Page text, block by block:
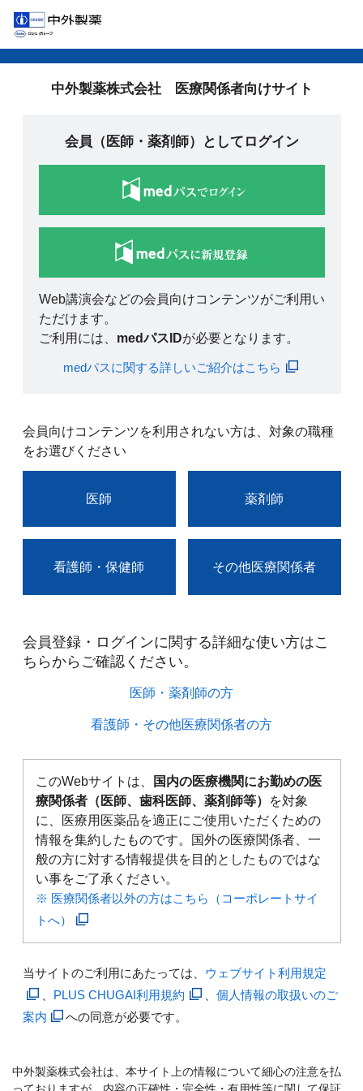
中外製薬株式会社 医療関係者向けサイト
会員（医師・薬剤師）としてログイン
Web講演会などの会員向けコンテンツがご利用い
ただけます。
ご利用には、 medパスIDが必要となります。
medパスに関する詳しいご紹介はこちら
会員向けコンテンツを利用されない方は、対象の職種
をお選びください
医師 薬剤師
看護師・保健師 その他医療関係者
会員登録・ログインに関する詳細な使い方はこ
ちらからご確認ください。​
医師・薬剤師の方​
看護師・その他医療関係者の方​
このWebサイトは、
国内の医療機関にお勤めの医
療関係者（医師、歯科医師、薬剤師等）
を対象
に、医療用医薬品を適正にご使用いただくための
情報を集約したものです。国外の医療関係者、一
般の方に対する情報提供を目的としたものではな
い事をご了承ください。
※ 医療関係者以外の方はこちら（コーポレートサイ
トへ）
当サイトのご利用にあたっては、 ウェブサイト利用規定
PLUS CHUGAI利用規約
個人情報の取扱いのご
案内
への同意が必要です。
中外製薬株式会社は、本サイト上の情報について細心の注意を払
っておりますが、内容の正確性・完全性・有用性等に関して保証